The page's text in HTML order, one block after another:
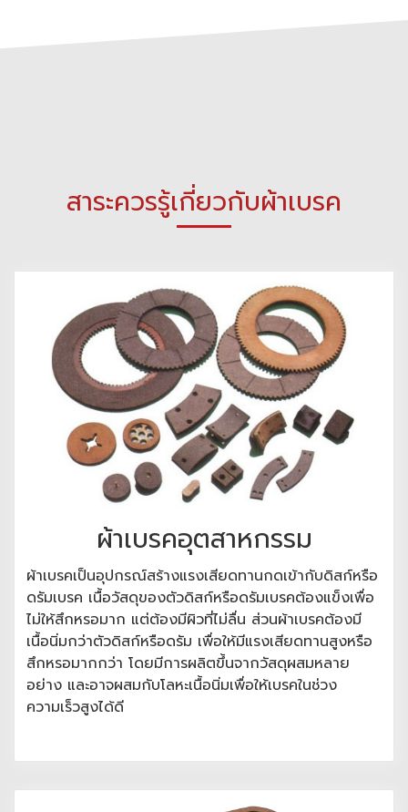
สาระควรรู้เกี่ยวกับผ้าเบรค
ผ้าเบรคอุตสาหกรรม
ผ้าเบรคเป็นอุปกรณ์สร้างแรงเสียดทานกดเข้ากับดิสก์หรือ
ดรัมเบรค เนื้อวัสดุของตัวดิสก์หรือดรัมเบรคต้องแข็งเพื่อ
ไม่ให้สึกหรอมาก แต่ต้องมีผิวที่ไม่ลื่น ส่วนผ้าเบรคต้องมี
เนื้อนิ่มกว่าตัวดิสก์หรือดรัม เพื่อให้มีแรงเสียดทานสูงหรือ
สึกหรอมากกว่า โดยมีการผลิตขึ้นจากวัสดุผสมหลาย
อย่าง และอาจผสมกับโลหะเนื้อนิ่มเพื่อให้เบรคในช่วง
ความเร็วสูงได้ดี